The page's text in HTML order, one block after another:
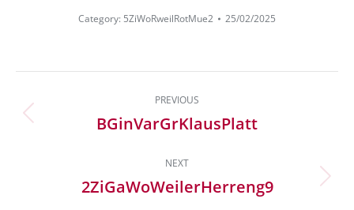
Category: 5ZiWoRweilRotMue2 25/02/2025
navigation
PREVIOUS
Previous
BGinVarGrKlausPlatt
NEXT
Next
2ZiGaWoWeilerHerreng9